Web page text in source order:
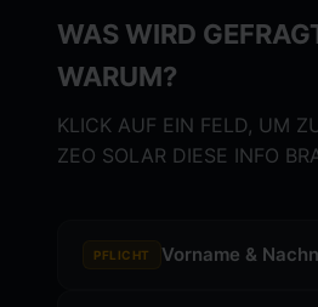
WAS WIRD
WARUM?
KLICK AUF EIN FELD, UM
ZEO SOLAR DIESE INFO
PFLICHT Vorname &